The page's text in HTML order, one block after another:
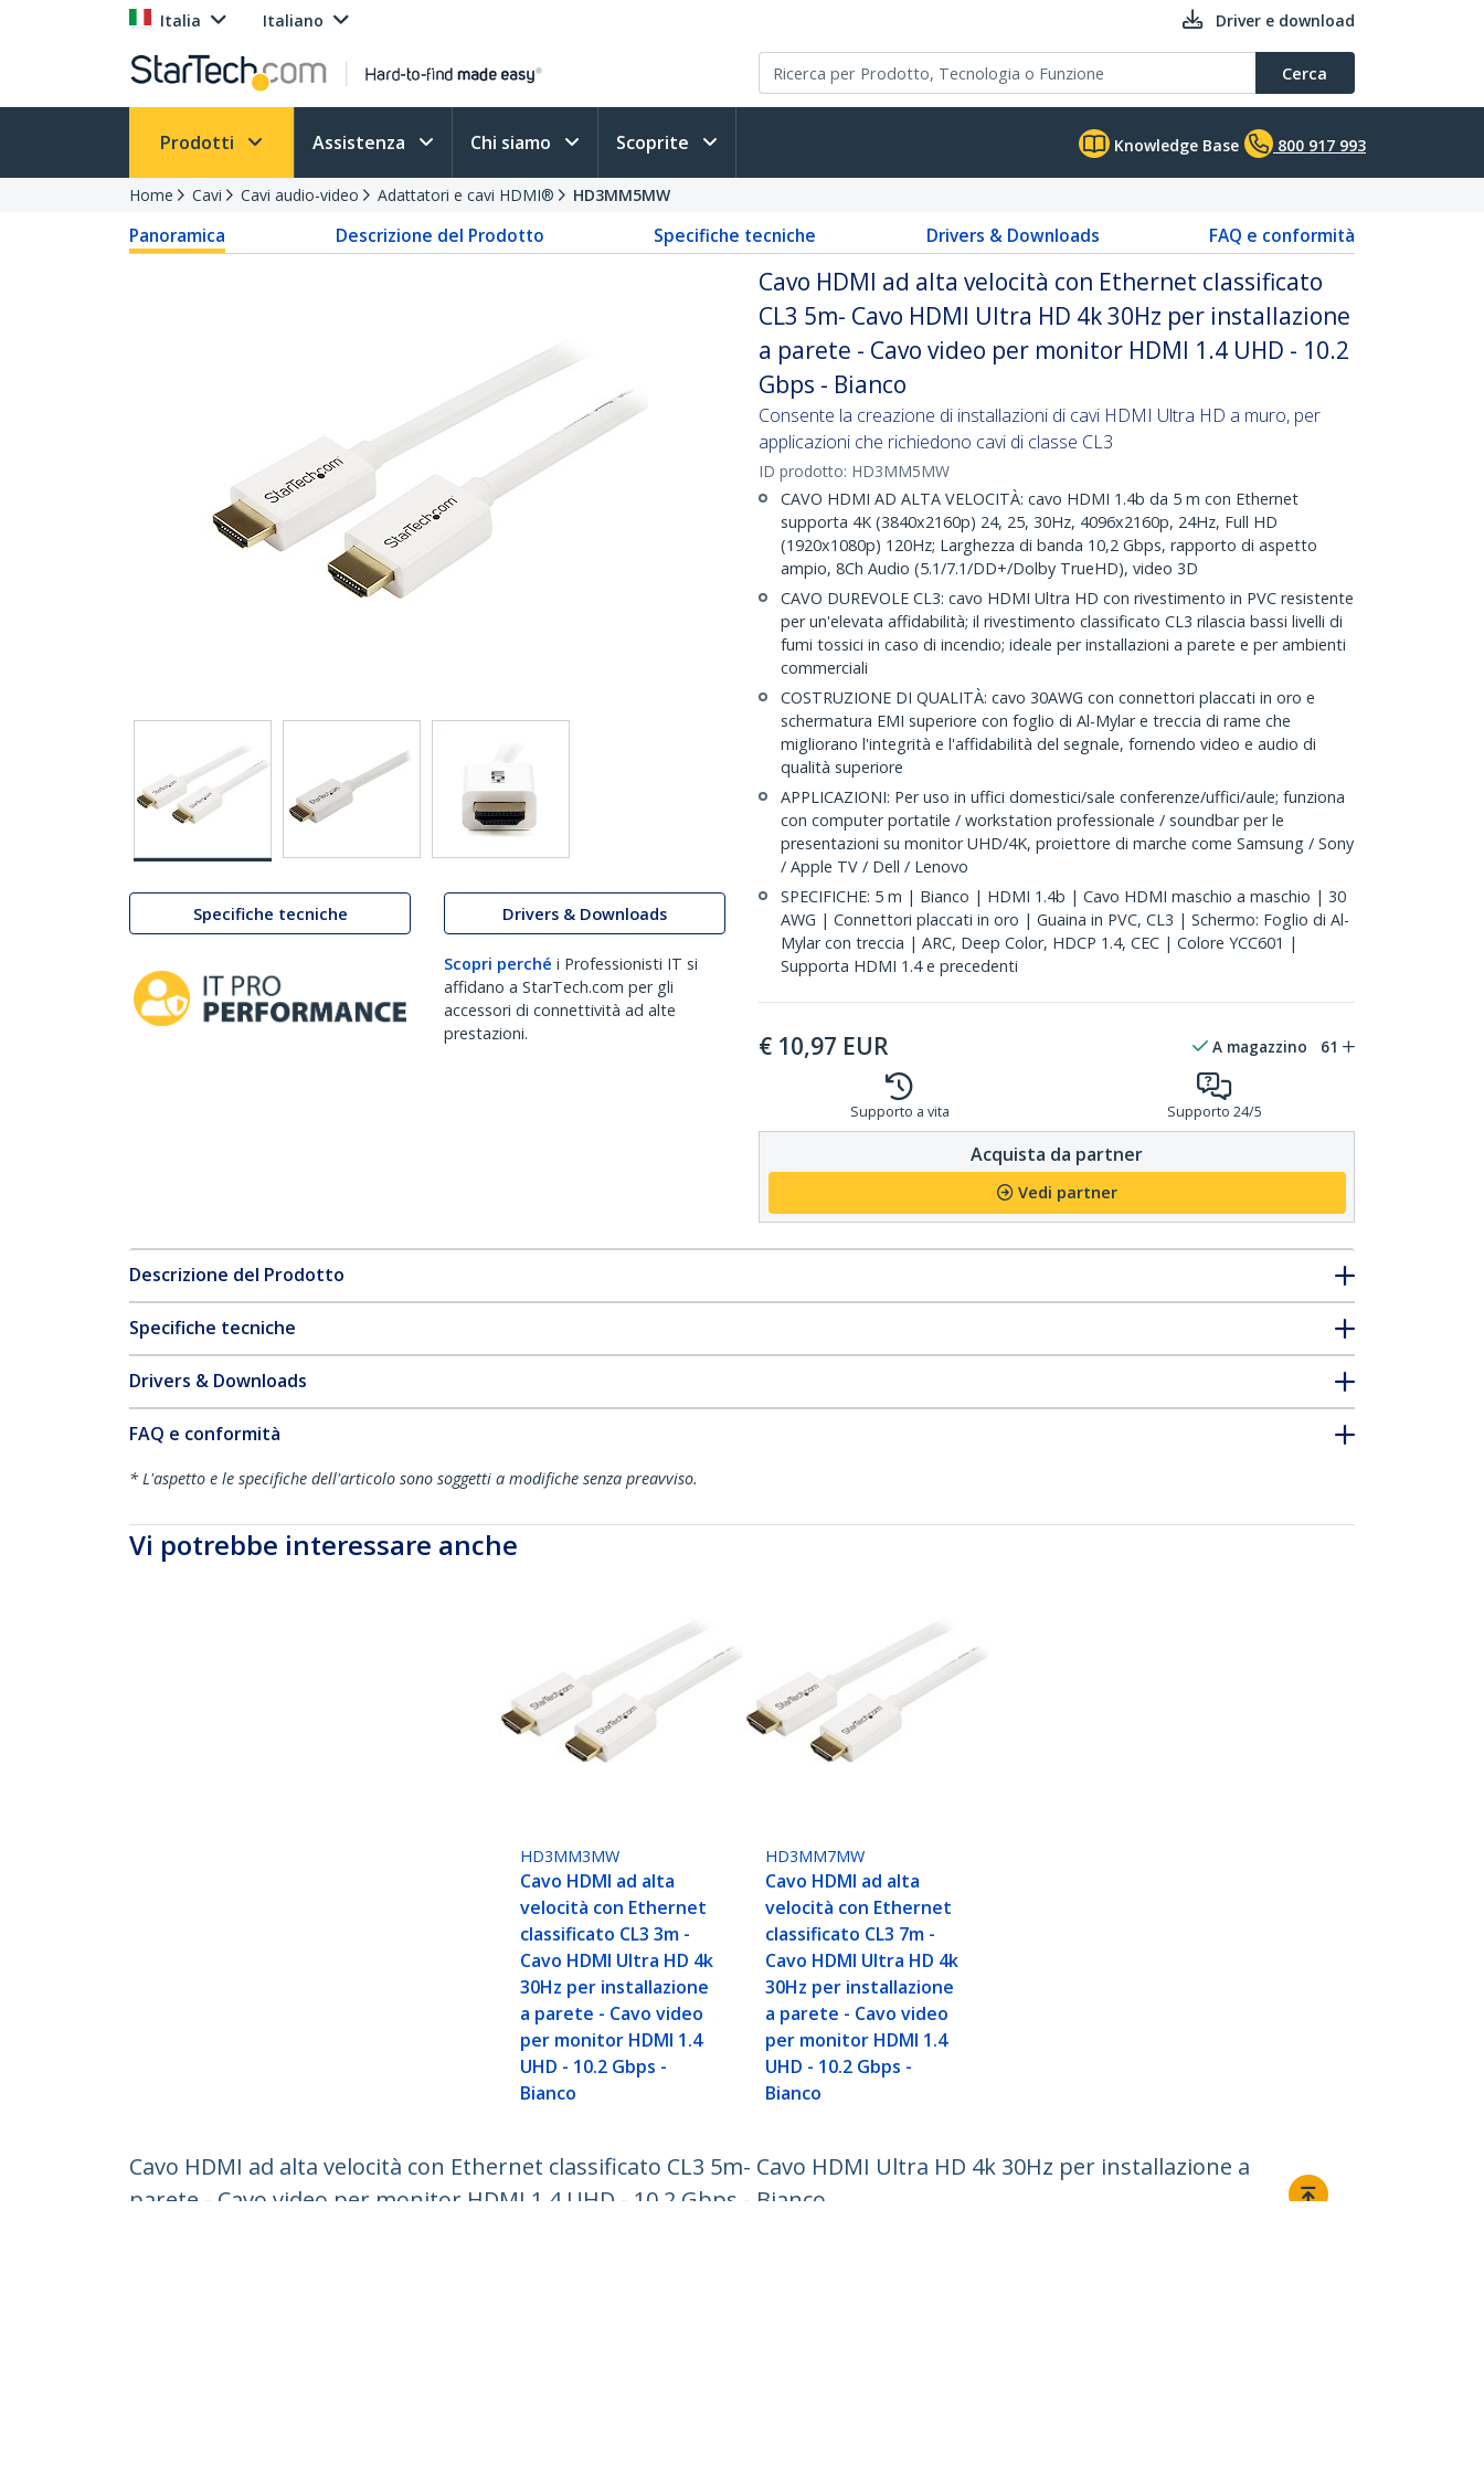
Italia Italiano Driver e download
Cerca
Prodotti Assistenza Chi siamo Scoprite Knowledge Base 800 917 993
Home Cavi Cavi audio-video Adattatori e cavi HDMI® HD3MM5MW
Panoramica Descrizione del Prodotto Specifiche tecniche Drivers & Downloads FAQ e conformità
Specifiche tecniche Drivers & Downloads
Scopri perché i Professionisti IT si
affidano a StarTech.com per gli
accessori di connettività ad alte
prestazioni.
Cavo HDMI ad alta velocità con Ethernet classificato
CL3 5m- Cavo HDMI Ultra HD 4k 30Hz per installazione
a parete - Cavo video per monitor HDMI 1.4 UHD - 10.2
Gbps - Bianco
Consente la creazione di installazioni di cavi HDMI Ultra HD a muro, per
applicazioni che richiedono cavi di classe CL3
ID prodotto: HD3MM5MW
CAVO HDMI AD ALTA VELOCITÀ: cavo HDMI 1.4b da 5 m con Ethernet
supporta 4K (3840x2160p) 24, 25, 30Hz, 4096x2160p, 24Hz, Full HD
(1920x1080p) 120Hz; Larghezza di banda 10,2 Gbps, rapporto di aspetto
ampio, 8Ch Audio (5.1/7.1/DD+/Dolby TrueHD), video 3D
CAVO DUREVOLE CL3: cavo HDMI Ultra HD con rivestimento in PVC resistente
per un'elevata affidabilità; il rivestimento classificato CL3 rilascia bassi livelli di
fumi tossici in caso di incendio; ideale per installazioni a parete e per ambienti
commerciali
COSTRUZIONE DI QUALITÀ: cavo 30AWG con connettori placcati in oro e
schermatura EMI superiore con foglio di Al-Mylar e treccia di rame che
migliorano l'integrità e l'affidabilità del segnale, fornendo video e audio di
qualità superiore
APPLICAZIONI: Per uso in uffici domestici/sale conferenze/uffici/aule; funziona
con computer portatile / workstation professionale / soundbar per le
presentazioni su monitor UHD/4K, proiettore di marche come Samsung / Sony
/ Apple TV / Dell / Lenovo
SPECIFICHE: 5 m | Bianco | HDMI 1.4b | Cavo HDMI maschio a maschio | 30
AWG | Connettori placcati in oro | Guaina in PVC, CL3 | Schermo: Foglio di Al-
Mylar con treccia | ARC, Deep Color, HDCP 1.4, CEC | Colore YCC601 |
Supporta HDMI 1.4 e precedenti
€ 10,97 EUR A magazzino 61
Supporto a vita Supporto 24/5
Acquista da partner
Vedi partner
Descrizione del Prodotto
Specifiche tecniche
Drivers & Downloads
FAQ e conformità
* L'aspetto e le specifiche dell'articolo sono soggetti a modifiche senza preavviso.
Vi potrebbe interessare anche
HD3MM3MW
Cavo HDMI ad alta
velocità con Ethernet
classificato CL3 3m -
Cavo HDMI Ultra HD 4k
30Hz per installazione
a parete - Cavo video
per monitor HDMI 1.4
UHD - 10.2 Gbps -
Bianco
HD3MM7MW
Cavo HDMI ad alta
velocità con Ethernet
classificato CL3 7m -
Cavo HDMI Ultra HD 4k
30Hz per installazione
a parete - Cavo video
per monitor HDMI 1.4
UHD - 10.2 Gbps -
Bianco
Cavo HDMI ad alta velocità con Ethernet classificato CL3 5m- Cavo HDMI Ultra HD 4k 30Hz per installazione a
parete - Cavo video per monitor HDMI 1.4 UHD - 10.2 Gbps - Bianco